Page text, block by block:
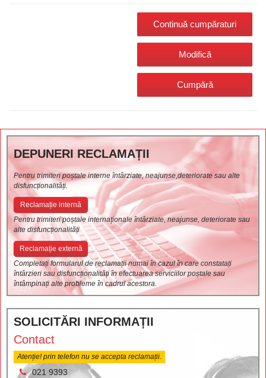
DEPUNERI RECLAMAȚII
Pentru trimiteri poștale interne întârziate, neajunse,deteriorate sau alte
disfuncționalități.
Reclamație internă
Pentru trimiteri poștale internaționale întârziate, neajunse, deteriorate sau
alte disfuncționalități
Reclamație externă
Completați formularul de reclamații numai în cazul în care constatați
întârzieri sau disfuncționalități în efectuarea serviciilor poștale sau
întâmpinați alte probleme în cadrul acestora.
SOLICITĂRI INFORMAȚII
Contact
Atenție! prin telefon nu se accepta reclamații.
021 9393